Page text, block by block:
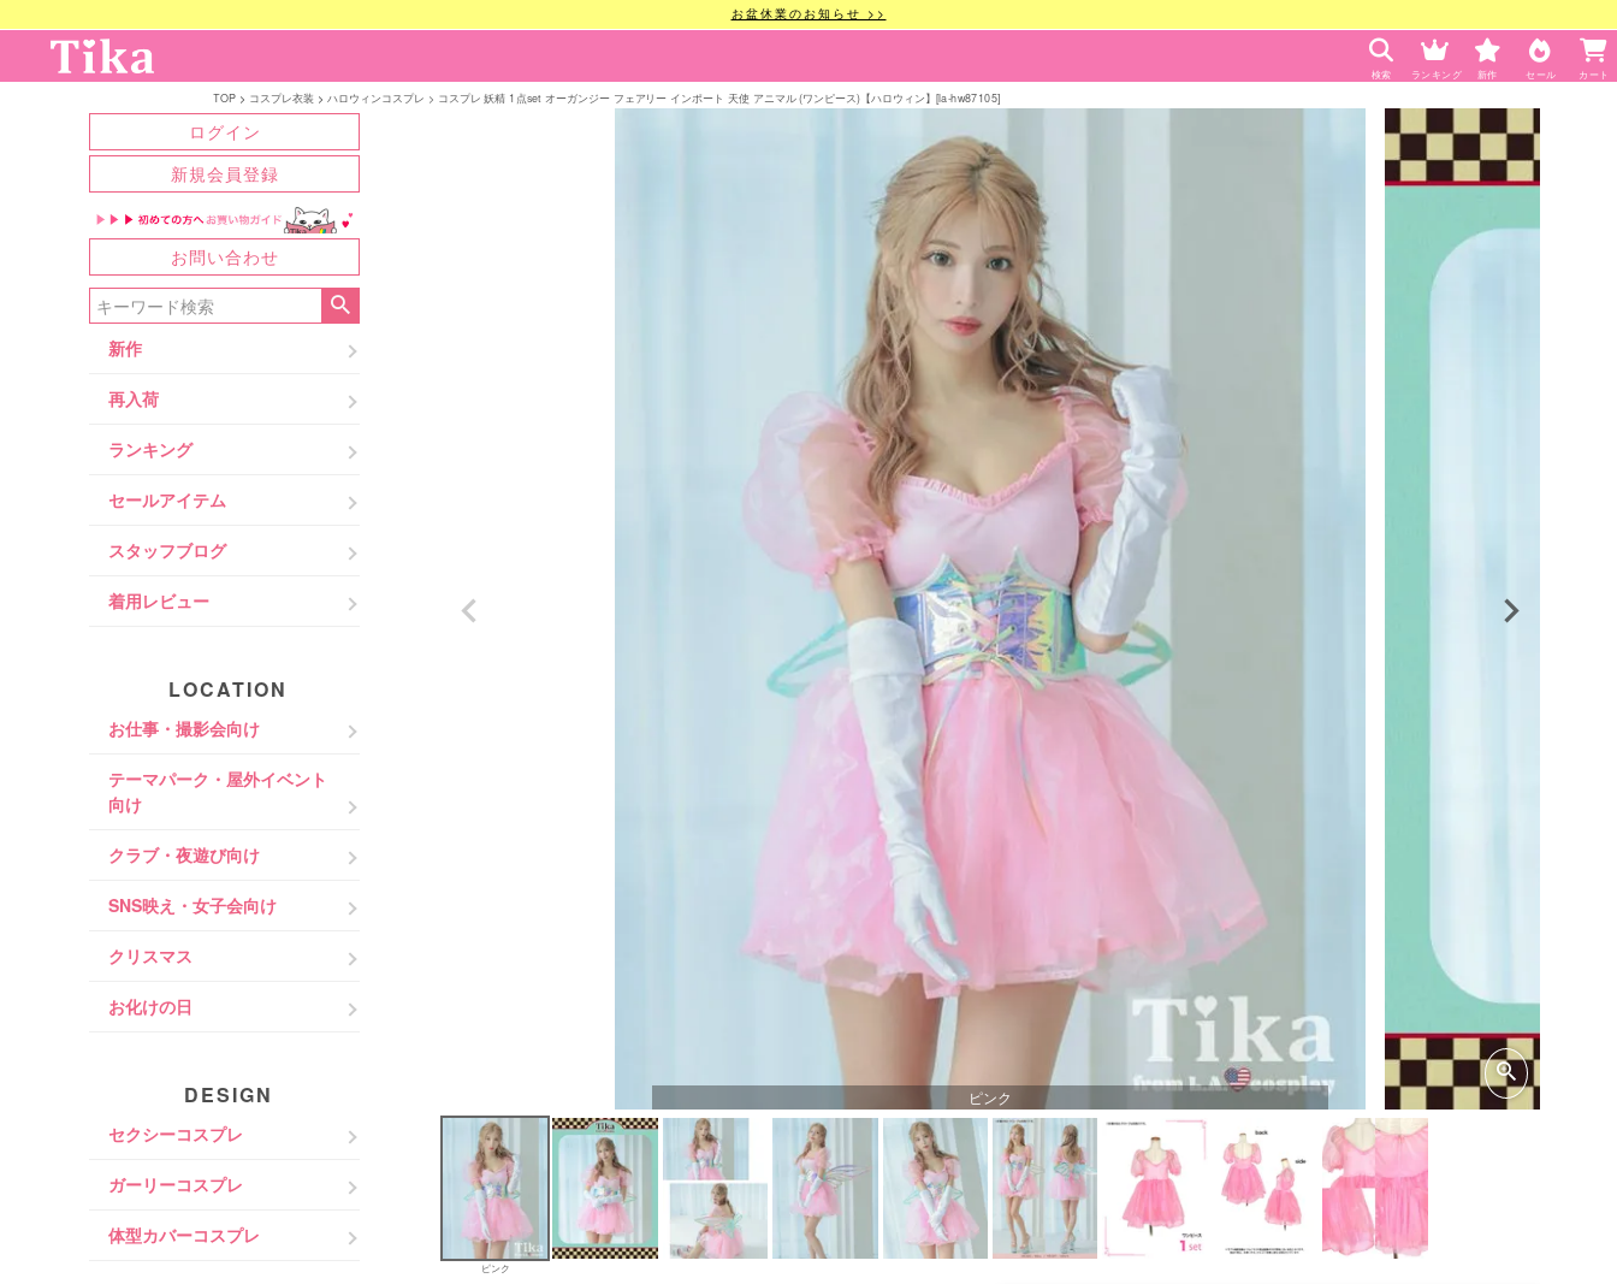
お盆休業のお知らせ >>
検索 ランキング 新作 セール カート
TOP コスプレ衣装 ハロウィンコスプレ コスプレ 妖精 1点set オーガンジー フェアリー インポート 天使 アニマル (ワンピース)【ハロウィン】[la-hw87105]
ログイン
新規会員登録
お問い合わせ
新作
再入荷
ランキング
セールアイテム
スタッフブログ
着用レビュー
LOCATION
お仕事・撮影会向け
テーマパーク・屋外イベント
向け
クラブ・夜遊び向け
SNS映え・女子会向け
クリスマス
お化けの日
DESIGN
セクシーコスプレ
ガーリーコスプレ
体型カバーコスプレ
ピンク
ピンク